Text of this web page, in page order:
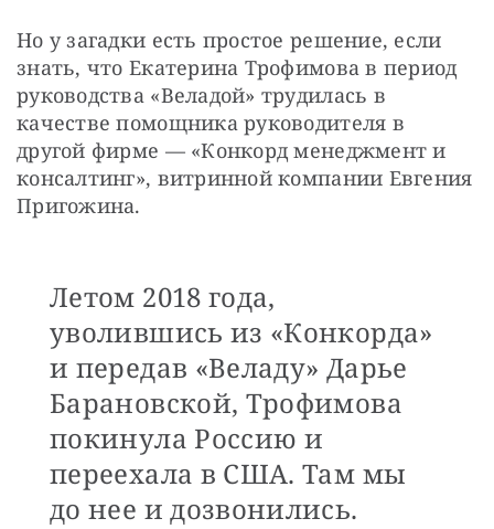
Но у загадки есть простое решение, если
знать, что Екатерина Трофимова в период
руководства «Веладой» трудилась в
качестве помощника руководителя в
другой фирме — «Конкорд менеджмент и
консалтинг», витринной компании Евгения
Пригожина.
Летом 2018 года,
уволившись из «Конкорда»
и передав «Веладу» Дарье
Барановской, Трофимова
покинула Россию и
переехала в США. Там мы
до нее и дозвонились.